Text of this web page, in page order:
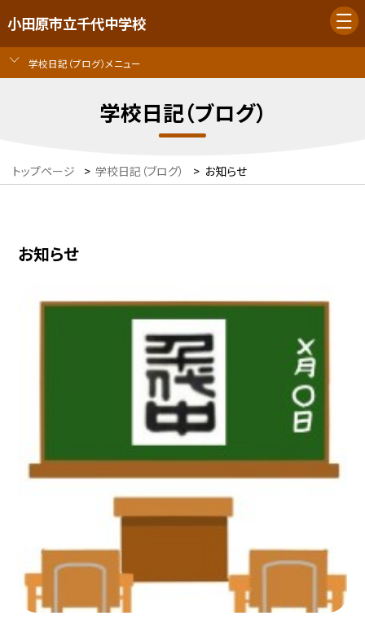
小田原市立千代中学校
学校日記（ブログ）メニュー
学校日記（ブログ）
トップページ > 学校日記（ブログ） > お知らせ
お知らせ